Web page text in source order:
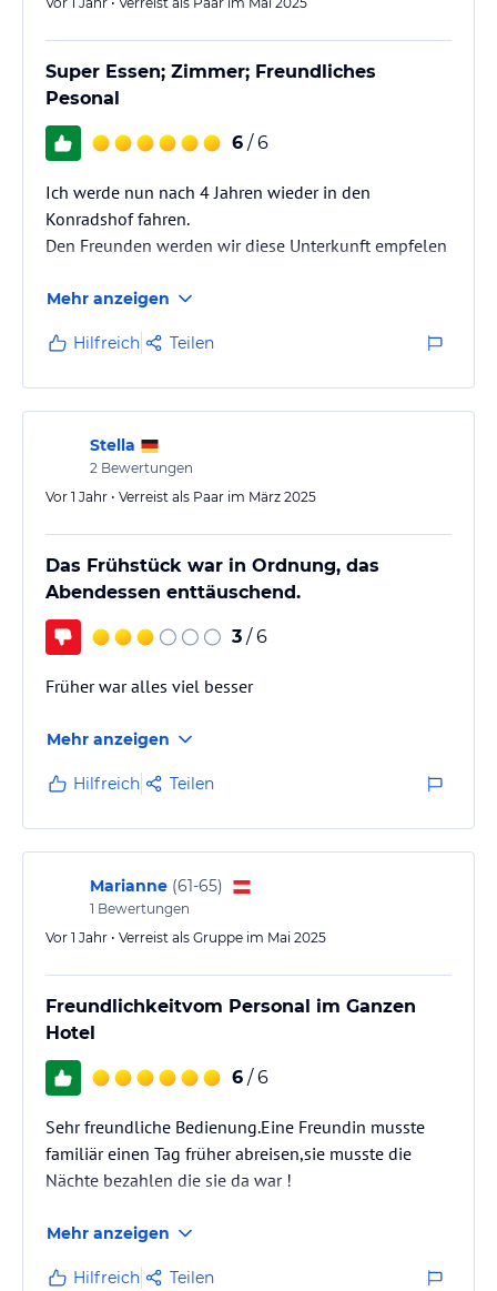
jeweiligen Veranstalters.
Super Essen; Zimmer; Freundliches
Pesonal
6 / 6
Ich werde nun nach 4 Jahren wieder in den
Konradshof fahren.
Den Freunden werden wir diese Unterkunft empfelen
Mehr anzeigen
Hilfreich Teilen
Stella
2 Bewertungen
Vor 1 Jahr • Verreist als Paar im März 2025
Das Frühstück war in Ordnung, das
Abendessen enttäuschend.
3 / 6
Früher war alles viel besser
Mehr anzeigen
Hilfreich Teilen
Marianne (61-65)
1 Bewertungen
Vor 1 Jahr • Verreist als Gruppe im Mai 2025
Freundlichkeitvom Personal im Ganzen
Hotel
6 / 6
Sehr freundliche Bedienung.Eine Freundin musste
familiär einen Tag früher abreisen,sie musste die
Nächte bezahlen die sie da war !
Mehr anzeigen
Hilfreich Teilen